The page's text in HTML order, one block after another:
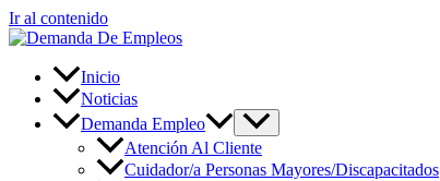
Ir al contenido
Inicio
Noticias
Demanda Empleo
Atención Al Cliente
Cuidador/a Personas Mayores/Discapacitados